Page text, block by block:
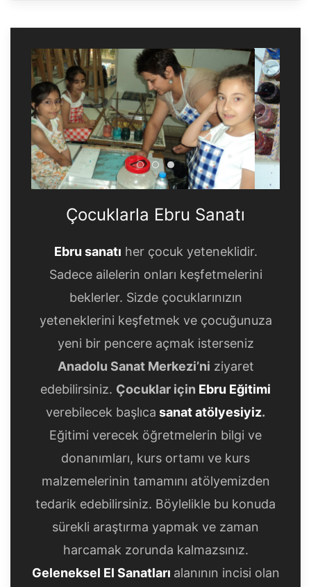
Çocuklarla Ebru Sanatı
Çocuklarla Ebru Sanatı
Çocuklarla Ebru Sanatı
Çocuklarla Ebru Sanatı
Ebru sanatı her çocuk yeteneklidir.
Sadece ailelerin onları keşfetmelerini
beklerler. Sizde çocuklarınızın
yeteneklerini keşfetmek ve çocuğunuza
yeni bir pencere açmak isterseniz
Anadolu Sanat Merkezi’ni ziyaret
edebilirsiniz. Çocuklar için Ebru Eğitimi
verebilecek başlıca sanat atölyesiyiz.
Eğitimi verecek öğretmelerin bilgi ve
donanımları, kurs ortamı ve kurs
malzemelerinin tamamını atölyemizden
tedarik edebilirsiniz. Böylelikle bu konuda
sürekli araştırma yapmak ve zaman
harcamak zorunda kalmazsınız.
Geleneksel El Sanatları alanının incisi olan